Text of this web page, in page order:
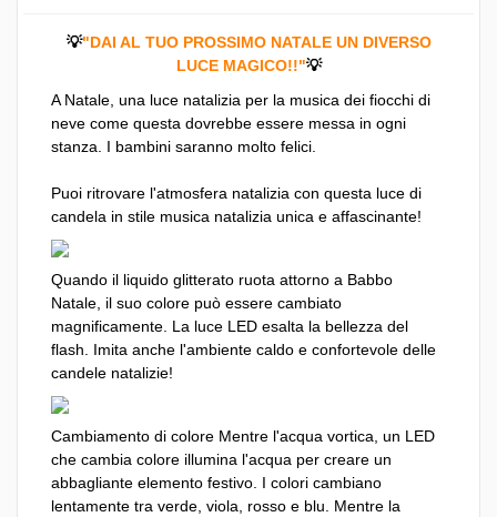
💡"DAI AL TUO PROSSIMO NATALE UN DIVERSO
LUCE MAGICO!!"💡
A Natale, una luce natalizia per la musica dei fiocchi di
neve come questa dovrebbe essere messa in ogni
stanza. I bambini saranno molto felici.
Puoi ritrovare l'atmosfera natalizia con questa luce di
candela in stile musica natalizia unica e affascinante!
Quando il liquido glitterato ruota attorno a Babbo
Natale, il suo colore può essere cambiato
magnificamente. La luce LED esalta la bellezza del
flash. Imita anche l'ambiente caldo e confortevole delle
candele natalizie!
Cambiamento di colore Mentre l'acqua vortica, un LED
che cambia colore illumina l'acqua per creare un
abbagliante elemento festivo. I colori cambiano
lentamente tra verde, viola, rosso e blu. Mentre la